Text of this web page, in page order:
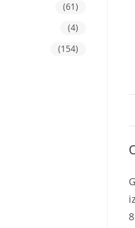
(61)
(4)
(154)